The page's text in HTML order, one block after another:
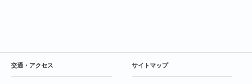
交通・アクセス サイトマップ